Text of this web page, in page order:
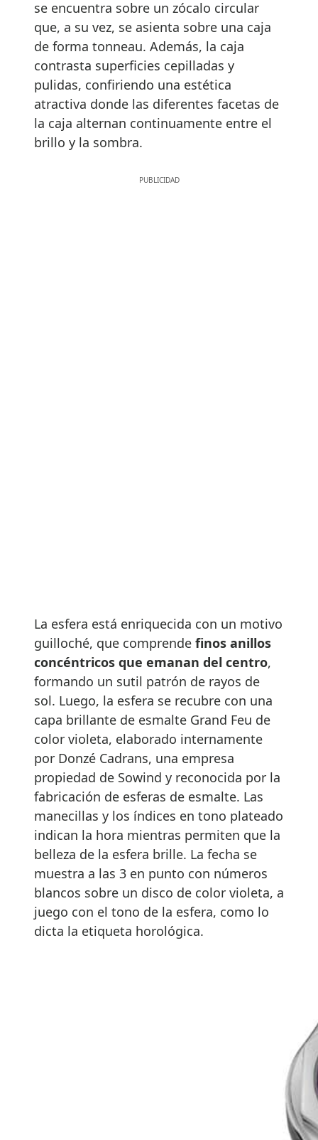
se encuentra sobre un zócalo circular
que, a su vez, se asienta sobre una caja
de forma tonneau. Además, la caja
contrasta superficies cepilladas y
pulidas, confiriendo una estética
atractiva donde las diferentes facetas de
la caja alternan continuamente entre el
brillo y la sombra.
La esfera está enriquecida con un motivo
guilloché, que comprende finos anillos
concéntricos que emanan del centro,
formando un sutil patrón de rayos de
sol. Luego, la esfera se recubre con una
capa brillante de esmalte Grand Feu de
color violeta, elaborado internamente
por Donzé Cadrans, una empresa
propiedad de Sowind y reconocida por la
fabricación de esferas de esmalte. Las
manecillas y los índices en tono plateado
indican la hora mientras permiten que la
belleza de la esfera brille. La fecha se
muestra a las 3 en punto con números
blancos sobre un disco de color violeta, a
juego con el tono de la esfera, como lo
dicta la etiqueta horológica.